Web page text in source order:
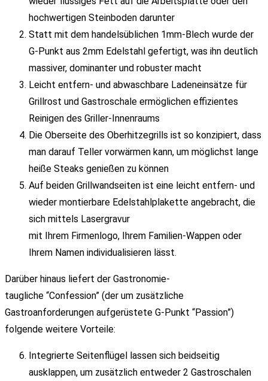
hochwertigen Steinboden darunter
Statt mit dem handelsüblichen 1mm-Blech wurde der
G-Punkt aus 2mm Edelstahl gefertigt, was ihn deutlich
massiver, dominanter und robuster macht
Leicht entfern- und abwaschbare Ladeneinsätze für
Grillrost und Gastroschale ermöglichen effizientes
Reinigen des Griller-Innenraums
Die Oberseite des Oberhitzegrills ist so konzipiert, dass
man darauf Teller vorwärmen kann, um möglichst lange
heiße Steaks genießen zu können
Auf beiden Grillwandseiten ist eine leicht entfern- und
wieder montierbare Edelstahlplakette angebracht, die
sich mittels Lasergravur
mit Ihrem Firmenlogo, Ihrem Familien-Wappen oder
Ihrem Namen individualisieren lässt.
Darüber hinaus liefert der Gastronomie-
taugliche “Confession” (der um zusätzliche
Gastroanforderungen aufgerüstete G-Punkt “Passion”)
folgende weitere Vorteile:
Integrierte Seitenflügel lassen sich beidseitig
ausklappen, um zusätzlich entweder 2 Gastroschalen